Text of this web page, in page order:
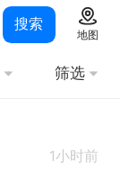
搜索
地图
筛选
1小时前